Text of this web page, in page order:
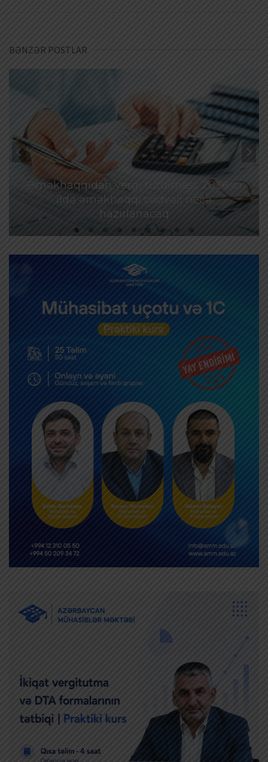
BƏNZƏR POSTLAR
Əməkhaqqıdan vergi tutulması: 2026-cı
ildə əməkhaqqı cədvəli necə
hazırlanacaq